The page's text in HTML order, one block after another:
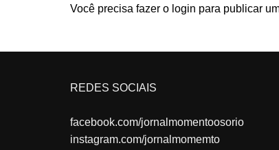
Você precisa fazer o login para publicar
REDES SOCIAIS
facebook.com/jornalmomentoosorio
instagram.com/jornalmomemto